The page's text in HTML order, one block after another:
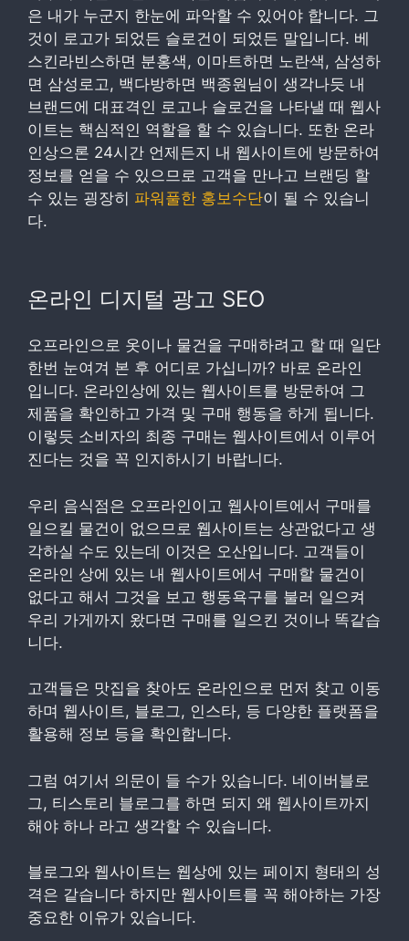
은 내가 누군지 한눈에 파악할 수 있어야 합니다. 그
것이 로고가 되었든 슬로건이 되었든 말입니다. 베
스킨라빈스하면 분홍색, 이마트하면 노란색, 삼성하
면 삼성로고, 백다방하면 백종원님이 생각나듯 내
브랜드에 대표격인 로고나 슬로건을 나타낼 때 웹사
이트는 핵심적인 역할을 할 수 있습니다. 또한 온라
인상으론 24시간 언제든지 내 웹사이트에 방문하여
정보를 얻을 수 있으므로 고객을 만나고 브랜딩 할
수 있는 굉장히 파워풀한 홍보수단이 될 수 있습니
다.
온라인 디지털 광고 SEO
오프라인으로 옷이나 물건을 구매하려고 할 때 일단
한번 눈여겨 본 후 어디로 가십니까? 바로 온라인
입니다. 온라인상에 있는 웹사이트를 방문하여 그
제품을 확인하고 가격 및 구매 행동을 하게 됩니다.
이렇듯 소비자의 최종 구매는 웹사이트에서 이루어
진다는 것을 꼭 인지하시기 바랍니다.
우리 음식점은 오프라인이고 웹사이트에서 구매를
일으킬 물건이 없으므로 웹사이트는 상관없다고 생
각하실 수도 있는데 이것은 오산입니다. 고객들이
온라인 상에 있는 내 웹사이트에서 구매할 물건이
없다고 해서 그것을 보고 행동욕구를 불러 일으켜
우리 가게까지 왔다면 구매를 일으킨 것이나 똑같습
니다.
고객들은 맛집을 찾아도 온라인으로 먼저 찾고 이동
하며 웹사이트, 블로그, 인스타, 등 다양한 플랫폼을
활용해 정보 등을 확인합니다.
그럼 여기서 의문이 들 수가 있습니다. 네이버블로
그, 티스토리 블로그를 하면 되지 왜 웹사이트까지
해야 하나 라고 생각할 수 있습니다.
블로그와 웹사이트는 웹상에 있는 페이지 형태의 성
격은 같습니다 하지만 웹사이트를 꼭 해야하는 가장
중요한 이유가 있습니다.